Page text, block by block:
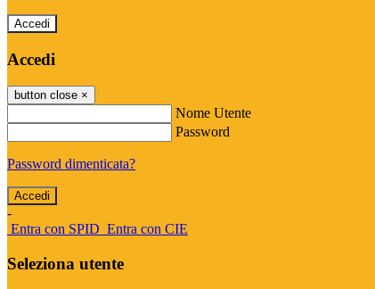
Accedi
Accedi
button close ×
Nome Utente
Password
Password dimenticata?
-
Entra con SPID Entra con CIE
Seleziona utente